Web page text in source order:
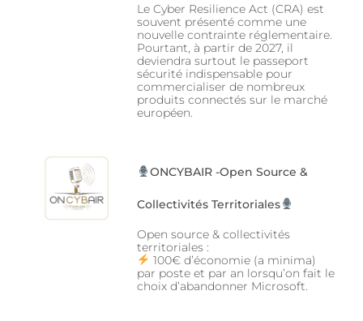
Le Cyber Resilience Act (CRA) est
souvent présenté comme une
nouvelle contrainte réglementaire.
Pourtant, à partir de 2027, il
deviendra surtout le passeport
sécurité indispensable pour
commercialiser de nombreux
produits connectés sur le marché
européen.
ONCYBAIR -Open Source &
Collectivités Territoriales
Open source & collectivités
territoriales :
100€ d’économie (a minima)
par poste et par an lorsqu’on fait le
choix d’abandonner Microsoft.